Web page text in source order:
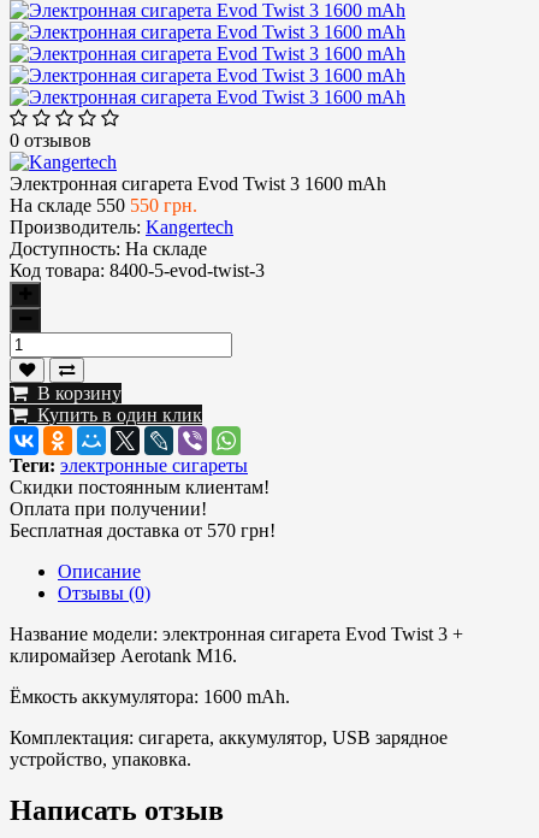
0 отзывов
Электронная сигарета Evod Twist 3 1600 mAh
На складе 550 550 грн.
Производитель: Kangertech
Доступность: На складе
Код товара: 8400-5-evod-twist-3
В корзину
Купить в один клик
Теги: электронные сигареты
Скидки постоянным клиентам!
Оплата при получении!
Бесплатная доставка от 570 грн!
Описание
Отзывы (0)
Название модели: электронная сигарета Evod Twist 3 +
клиромайзер Aerotank M16.
Ёмкость аккумулятора: 1600 mAh.
Комплектация: сигарета, аккумулятор, USB зарядное
устройство, упаковка.
Написать отзыв